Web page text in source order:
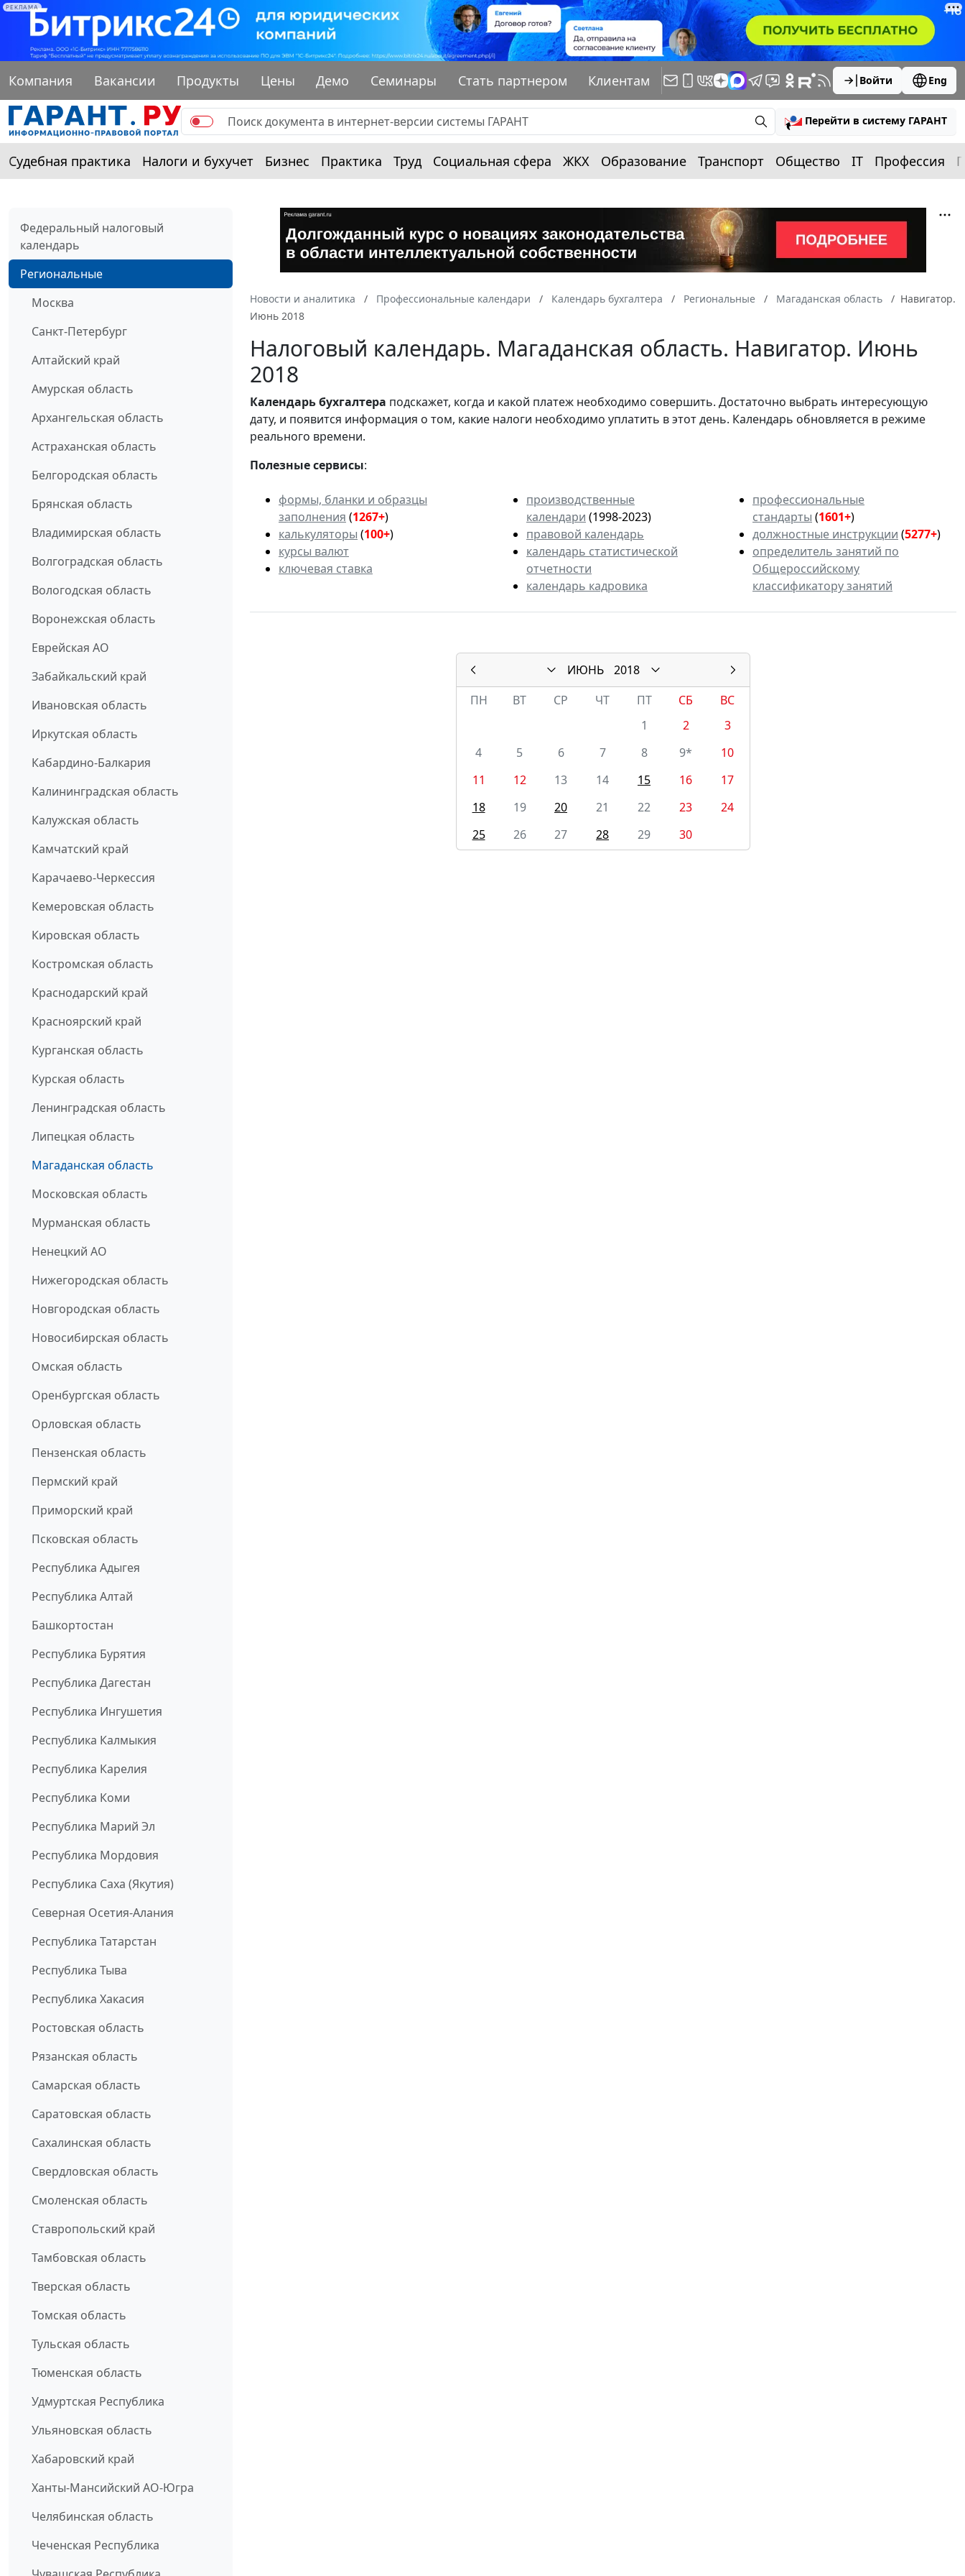
РЕКЛАМА
Компания Вакансии Продукты Цены Демо Семинары Стать партнером Клиентам Войти Eng
Перейти в систему ГАРАНТ
Судебная практика Налоги и бухучет Бизнес Практика Труд Социальная сфера ЖКХ Образование Транспорт Общество IT Профессия
Федеральный налоговый
календарь
Региональные
Москва
Санкт-Петербург
Алтайский край
Амурская область
Архангельская область
Астраханская область
Белгородская область
Брянская область
Владимирская область
Волгоградская область
Вологодская область
Воронежская область
Еврейская АО
Забайкальский край
Ивановская область
Иркутская область
Кабардино-Балкария
Калининградская область
Калужская область
Камчатский край
Карачаево-Черкессия
Кемеровская область
Кировская область
Костромская область
Краснодарский край
Красноярский край
Курганская область
Курская область
Ленинградская область
Липецкая область
Магаданская область
Московская область
Мурманская область
Ненецкий АО
Нижегородская область
Новгородская область
Новосибирская область
Омская область
Оренбургская область
Орловская область
Пензенская область
Пермский край
Приморский край
Псковская область
Республика Адыгея
Республика Алтай
Башкортостан
Республика Бурятия
Республика Дагестан
Республика Ингушетия
Республика Калмыкия
Республика Карелия
Республика Коми
Республика Марий Эл
Республика Мордовия
Республика Саха (Якутия)
Северная Осетия-Алания
Республика Татарстан
Республика Тыва
Республика Хакасия
Ростовская область
Рязанская область
Самарская область
Саратовская область
Сахалинская область
Свердловская область
Смоленская область
Ставропольский край
Тамбовская область
Тверская область
Томская область
Тульская область
Тюменская область
Удмуртская Республика
Ульяновская область
Хабаровский край
Ханты-Мансийский АО-Югра
Челябинская область
Чеченская Республика
Новости и аналитика Профессиональные календари Календарь бухгалтера Региональные Магаданская область
Навигатор.
Июнь 2018
Налоговый календарь. Магаданская область. Навигатор. Июнь
2018
Календарьбухгалтера подскажет, когда и какой платеж необходимо совершить. Достаточно выбрать интересующую
дату, и появится информация о том, какие налоги необходимо уплатить в этот день. Календарь обновляется в режиме
реального времени.
Полезные сервисы:
формы, бланки и образцы
заполнения (1267+)
калькуляторы (100+)
курсы валют
ключевая ставка
производственные
календари (1998-2023)
правовой календарь
календарь статистической
отчетности
календарь кадровика
профессиональные
стандарты (1601+)
должностные инструкции (5277+)
определитель занятий по
Общероссийскому
классификатору занятий
ИЮНЬ
2018
ПН
ВТ СР ЧТ ПТ СБ
ВС
1
2
3
4
5 6 7 8 9*
10
11
12 13 14 15 16
17
18
19 20 21 22 23
24
25
26 27 28 29 30